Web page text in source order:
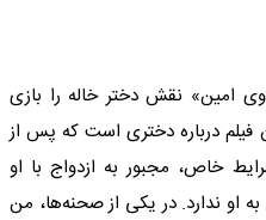
امین» نقش دختر خاله را بازی
فیلم درباره دختری است که پس از
خاص، مجبور به ازدواج با او
او ندارد. در یکی از صحنه‌ها، من